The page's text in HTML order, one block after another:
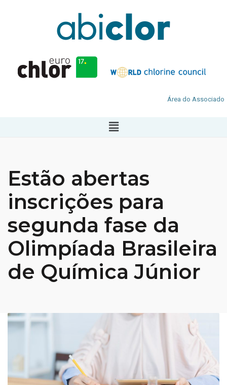
Área do Associado
Estão abertas
inscrições para
segunda fase da
Olimpíada Brasileira
de Química Júnior